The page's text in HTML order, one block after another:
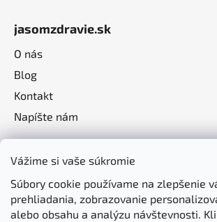
Vážime si vaše súkromie
Súbory cookie používame na zlepšenie
prehliadania, zobrazovanie
alebo obsahu a analýzu návštevnosti.
jasomzdravie.sk
O nás
Blog
Kontakt
Napíšte nám